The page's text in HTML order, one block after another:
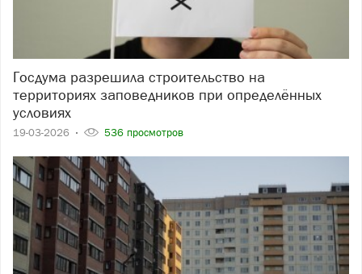
Госдума разрешила строительство на
территориях заповедников при определённых
условиях
19-03-2026 536 просмотров